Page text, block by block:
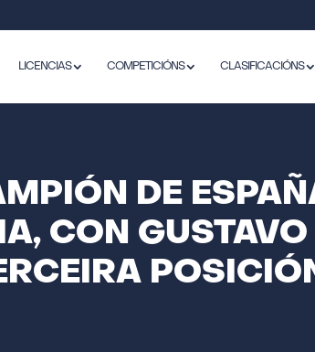
LICENCIAS COMPETICIÓNS CLASIFICACIÓNS
DE
CON